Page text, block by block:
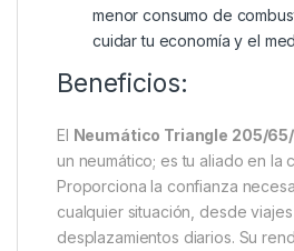
menor consumo de
cuidar tu economía y el
Beneficios:
El Neumático Triangle 205/65/
un neumático; es tu aliado en la
Proporciona la confianza
cualquier situación, desde
desplazamientos diarios. Su